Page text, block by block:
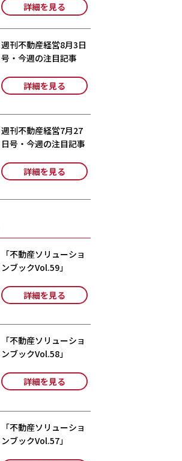
詳細を見る
週刊不動産経営8月3日
号・今週の注目記事
詳細を見る
週刊不動産経営7月27
日号・今週の注目記事
詳細を見る
「不動産ソリューショ
ンブックVol.59」
詳細を見る
「不動産ソリューショ
ンブックVol.58」
詳細を見る
「不動産ソリューショ
ンブックVol.57」